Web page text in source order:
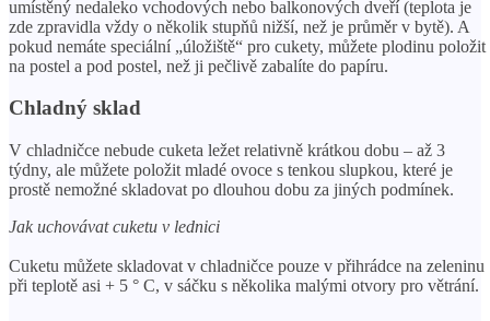
umístěný nedaleko vchodových nebo balkonových dveří (teplota je
zde zpravidla vždy o několik stupňů nižší, než je průměr v bytě). A
pokud nemáte speciální „úložiště“ pro cukety, můžete plodinu položit
na postel a pod postel, než ji pečlivě zabalíte do papíru.
Chladný sklad
V chladničce nebude cuketa ležet relativně krátkou dobu – až 3
týdny, ale můžete položit mladé ovoce s tenkou slupkou, které je
prostě nemožné skladovat po dlouhou dobu za jiných podmínek.
Jak uchovávat cuketu v lednici
Cuketu můžete skladovat v chladničce pouze v přihrádce na zeleninu
při teplotě asi + 5 ° C, v sáčku s několika malými otvory pro větrání.